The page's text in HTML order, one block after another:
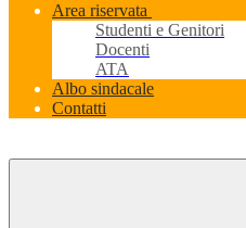
Area riservata
Studenti e Genitori
Docenti
ATA
Albo sindacale
Contatti